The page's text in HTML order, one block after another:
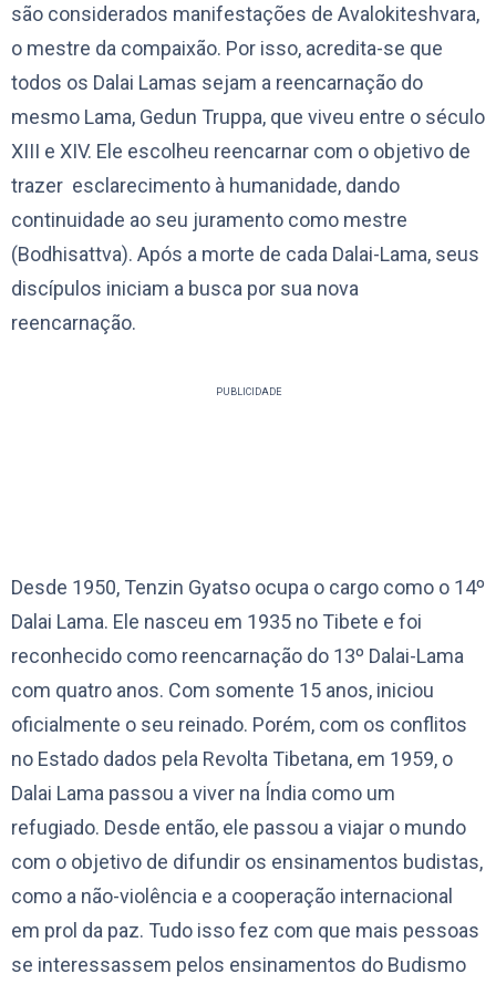
são considerados manifestações de Avalokiteshvara,
o mestre da compaixão. Por isso, acredita-se que
todos os Dalai Lamas sejam a reencarnação do
mesmo Lama, Gedun Truppa, que viveu entre o século
XIII e XIV. Ele escolheu reencarnar com o objetivo de
trazer esclarecimento à humanidade, dando
continuidade ao seu juramento como mestre
(Bodhisattva). Após a morte de cada Dalai-Lama, seus
discípulos iniciam a busca por sua nova
reencarnação.
PUBLICIDADE
Desde 1950, Tenzin Gyatso ocupa o cargo como o 14º
Dalai Lama. Ele nasceu em 1935 no Tibete e foi
reconhecido como reencarnação do 13º Dalai-Lama
com quatro anos. Com somente 15 anos, iniciou
oficialmente o seu reinado. Porém, com os conflitos
no Estado dados pela Revolta Tibetana, em 1959, o
Dalai Lama passou a viver na Índia como um
refugiado. Desde então, ele passou a viajar o mundo
com o objetivo de difundir os ensinamentos budistas,
como a não-violência e a cooperação internacional
em prol da paz. Tudo isso fez com que mais pessoas
se interessassem pelos ensinamentos do Budismo